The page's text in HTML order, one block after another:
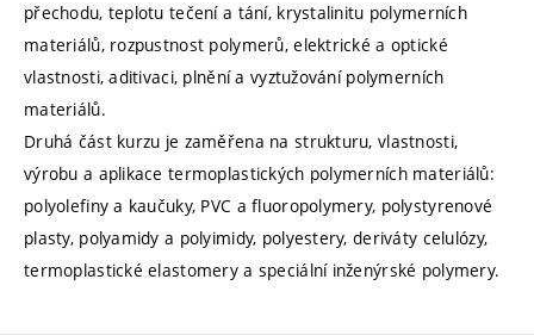
přechodu, teplotu tečení a tání, krystalinitu polymerních
materiálů, rozpustnost polymerů, elektrické a optické
vlastnosti, aditivaci, plnění a vyztužování polymerních
materiálů.
Druhá část kurzu je zaměřena na strukturu, vlastnosti,
výrobu a aplikace termoplastických polymerních materiálů:
polyolefiny a kaučuky, PVC a fluoropolymery, polystyrenové
plasty, polyamidy a polyimidy, polyestery, deriváty celulózy,
termoplastické elastomery a speciální inženýrské polymery.